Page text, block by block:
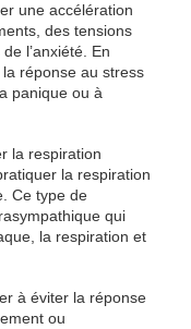
une accélération
des tensions
l’anxiété. En
réponse au stress
panique ou à
la respiration
la respiration
Ce type de
qui
la respiration et
à éviter la réponse
ou